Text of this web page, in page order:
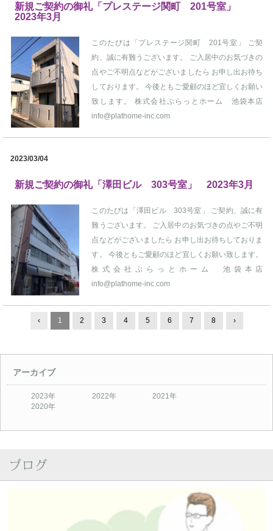
新規ご契約の御礼「プレステージ関町 201号室」
2023年3月
このたびは「プレステージ関町 201号室」 ご契
約、誠に有難うございます。 ご入居中のお気づきの
点やご不明点などがございましたら お申し出お待ち
しております。 今後ともご愛顧のほど宜しくお願い
致します。 株式会社ぷらっとホーム 池袋本店
info@plathome-inc.com
2023/03/04
新規ご契約の御礼「澤田ビル 303号室」 2023年3月
このたびは「澤田ビル 303号室」 ご契約、誠に有
難うございます。 ご入居中のお気づきの点やご不明
点などがございましたら お申し出お待ちしておりま
す。 今後ともご愛顧のほど宜しくお願い致します。
株式会社ぷらっとホーム 池袋本店
info@plathome-inc.com
‹ 1 2 3 4 5 6 7 8 ›
アーカイブ
2023年 2022年
2021年
2020年